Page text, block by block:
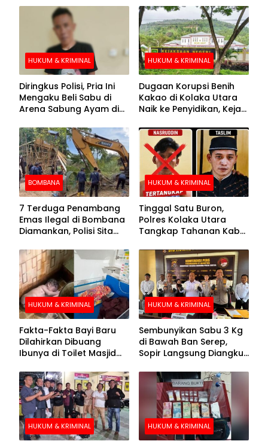
HUKUM & KRIMINAL
Diringkus Polisi, Pria Ini
Mengaku Beli Sabu di
Arena Sabung Ayam di
HUKUM & KRIMINAL
Dugaan Korupsi Benih
Kakao di Kolaka Utara
Naik ke Penyidikan, Kejari
BOMBANA
7 Terduga Penambang
Emas Ilegal di Bombana
Diamankan, Polisi Sita
Crusher
HUKUM & KRIMINAL
Tinggal Satu Buron,
Polres Kolaka Utara
Tangkap Tahanan Kabur
Pengejaran
HUKUM & KRIMINAL
Fakta-Fakta Bayi Baru
Dilahirkan Dibuang
Ibunya di Toilet Masjid
HUKUM & KRIMINAL
Sembunyikan Sabu 3 Kg
di Bawah Ban Serep,
Sopir Langsung Diangkut
HUKUM & KRIMINAL HUKUM & KRIMINAL